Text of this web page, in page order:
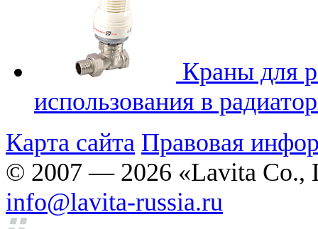
Краны для
использования в
Карта сайта Правовая
© 2007 — 2026 «Lavita Co.,
info@lavita-russia.ru